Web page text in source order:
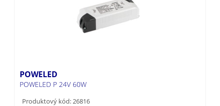
POWELED
POWELED P 24V 60W
Produktový kód: 26816